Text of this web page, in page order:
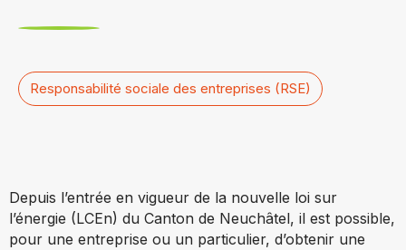
Responsabilité sociale des entreprises (RSE)
Depuis l’entrée en vigueur de la nouvelle loi sur
l’énergie (LCEn) du Canton de Neuchâtel, il est possible,
pour une entreprise ou un particulier, d’obtenir une